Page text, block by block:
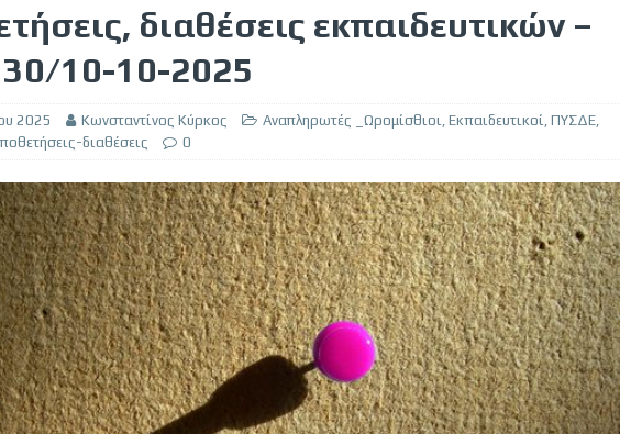
διαθέσεις εκπαιδευτικών –
10-10-2025
2025 Κωνσταντίνος Κύρκος Aναπληρωτές _Ωρομίσθιοι, Εκπαιδευτικοί, ΠΥΣΔΕ,
διαθέσεις 0